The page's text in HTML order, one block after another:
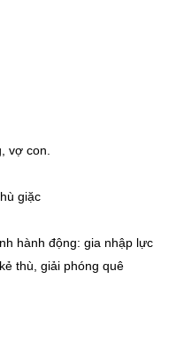
con.
giặc
hành động: gia nhập lực
thù, giải phóng quê